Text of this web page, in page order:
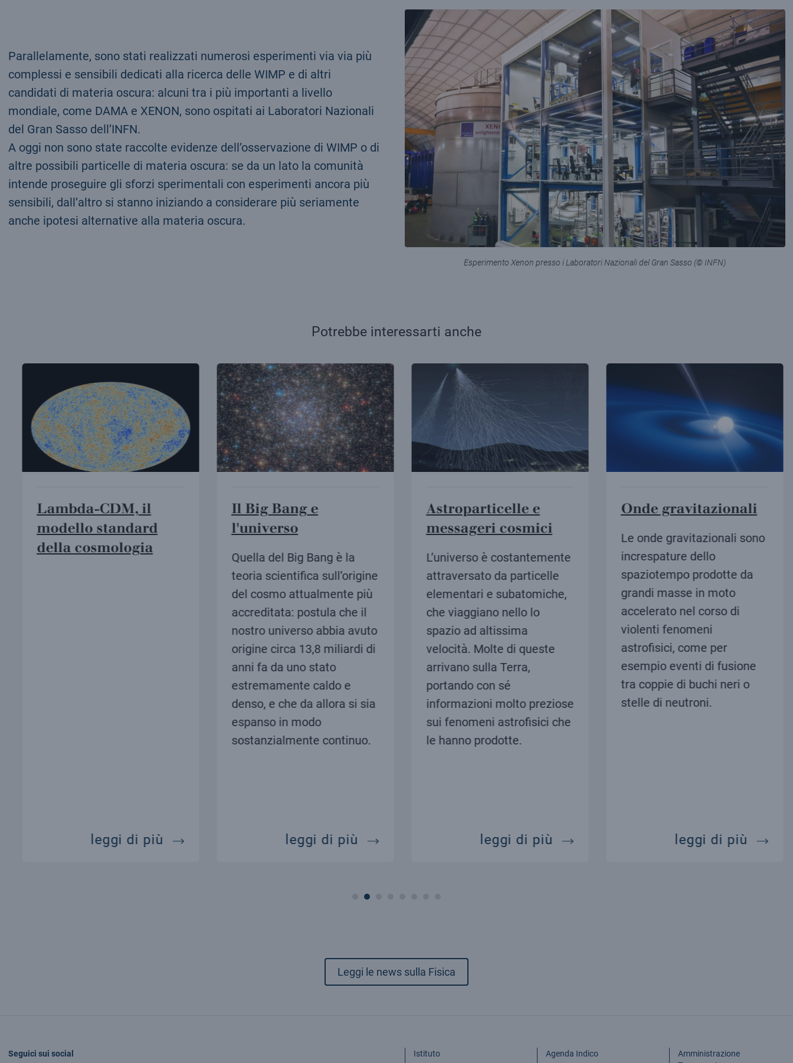
Parallelamente, sono stati realizzati numerosi esperimenti via via più
complessi e sensibili dedicati alla ricerca delle WIMP e di altri
candidati di materia oscura: alcuni tra i più importanti a livello
mondiale, come DAMA e XENON, sono ospitati ai Laboratori Nazionali
del Gran Sasso dell’INFN.
A oggi non sono state raccolte evidenze dell’osservazione di WIMP o di
altre possibili particelle di materia oscura: se da un lato la comunità
intende proseguire gli sforzi sperimentali con esperimenti ancora più
sensibili, dall’altro si stanno iniziando a considerare più seriamente
anche ipotesi alternative alla materia oscura.
Esperimento Xenon presso i Laboratori Nazionali del Gran Sasso (© INFN)
Potrebbe interessarti anche
e la relatività generale
Lambda-CDM, il
modello standard
della cosmologia
leggi di piùlambda-cdm, il modello standard della cosmologia
Il Big Bang e
l'universo
Quella del Big Bang è la
teoria scientifica sull’origine
del cosmo attualmente più
accreditata: postula che il
nostro universo abbia avuto
origine circa 13,8 miliardi di
anni fa da uno stato
estremamente caldo e
denso, e che da allora si sia
espanso in modo
sostanzialmente continuo.
leggi di piùil big bang e l'universo
Astroparticelle e
messageri cosmici
L’universo è costantemente
attraversato da particelle
elementari e subatomiche,
che viaggiano nello lo
spazio ad altissima
velocità. Molte di queste
arrivano sulla Terra,
portando con sé
informazioni molto preziose
sui fenomeni astrofisici che
le hanno prodotte.
leggi di piùastroparticelle e messageri cosmici
Onde gravitazionali
Le onde gravitazionali sono
increspature dello
spaziotempo prodotte da
grandi masse in moto
accelerato nel corso di
violenti fenomeni
astrofisici, come per
esempio eventi di fusione
tra coppie di buchi neri o
stelle di neutroni.
leggi di piùonde
Leggi le news sulla Fisica
Seguici sui social Istituto Agenda Indico
Amministrazione